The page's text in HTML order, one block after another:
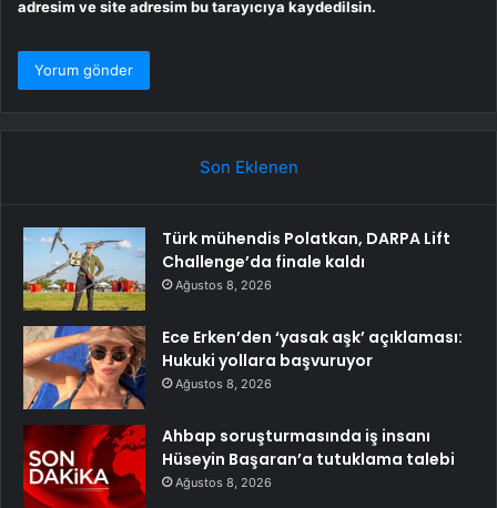
adresim ve site adresim bu tarayıcıya kaydedilsin.
Son Eklenen
Türk mühendis Polatkan, DARPA Lift
Challenge’da finale kaldı
Ağustos 8, 2026
Ece Erken’den ‘yasak aşk’ açıklaması:
Hukuki yollara başvuruyor
Ağustos 8, 2026
Ahbap soruşturmasında iş insanı
Hüseyin Başaran’a tutuklama talebi
Ağustos 8, 2026